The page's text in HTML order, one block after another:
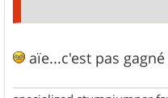
aïe...c'est pas